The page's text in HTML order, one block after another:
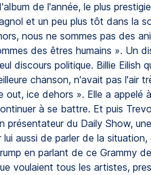
de l'année, le plus
et un peu plus tôt dans la
nous ne sommes pas des
des êtres humains ». Un
discours politique. Billie Eilish
chanson, n'avait pas l'air
ice dehors ». Elle a appelé
à se battre. Et puis
présentateur du Daily Show,
aussi de parler de la
en parlant de ce Grammy
voulaient tous les artistes,